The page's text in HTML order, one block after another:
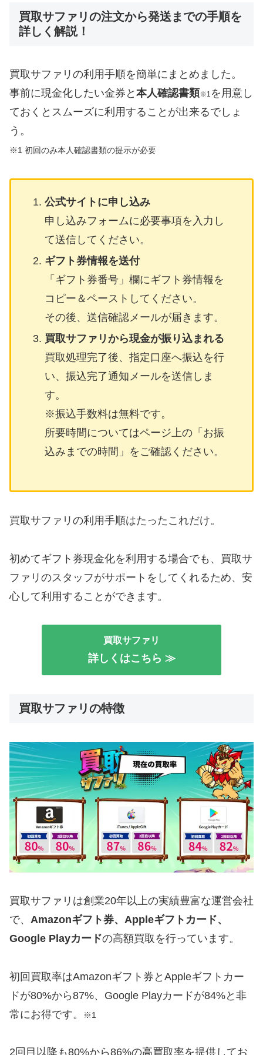
買取サファリの注文から発送までの手順を
詳しく解説！
買取サファリの利用手順を簡単にまとめました。
事前に現金化したい金券と 本人確認書類※1 を用意し
ておくとスムーズに利用することが出来るでしょ
う。
※1 初回のみ本人確認書類の提示が必要
公式サイトに申し込み
申し込みフォームに必要事項を入力し
て送信してください。
ギフト券情報を送付
「ギフト券番号」欄にギフト券情報を
コピー＆ペーストしてください。
その後、送信確認メールが届きます。
買取サファリから現金が振り込まれる
買取処理完了後、指定口座へ振込を行
い、振込完了通知メールを送信しま
す。
※振込手数料は無料です。
所要時間についてはページ上の「お振
込みまでの時間」をご確認ください。
買取サファリの利用手順はたったこれだけ。
初めてギフト券現金化を利用する場合でも、買取サ
ファリのスタッフがサポートをしてくれるため、安
心して利用することができます。
買取サファリ
詳しくはこちら ≫
買取サファリの特徴
買取サファリは創業20年以上の実績豊富な運営会社
で、 Amazonギフト券、Appleギフトカード、
Google Playカードの高額買取を行っています。
初回買取率はAmazonギフト券とAppleギフトカー
ドが80%から87%、Google Playカードが84%と非
常にお得です。
※1
2回目以降も80%から86%の高買取率を提供してお